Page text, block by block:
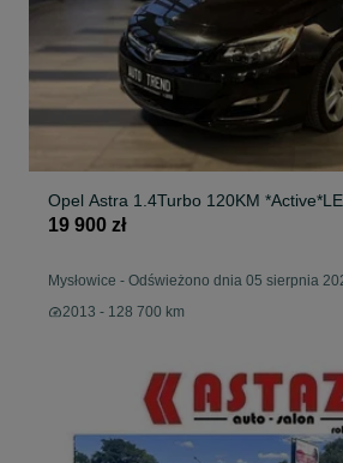
Opel Astra 1.4Turbo 120KM
19 900 zł
Mysłowice - Odświeżono dnia 05 sierpnia
2013 - 128 700 km